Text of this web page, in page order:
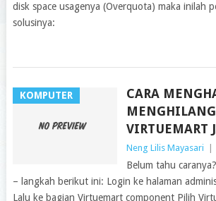
disk space usagenya (Overquota) maka inilah
solusinya:
KOMPUTER
CARA
VIRTUEMART
Neng Lilis Mayasari
Belum tahu
– langkah berikut ini: Login ke halaman
Lalu ke bagian Virtuemart component Pilih